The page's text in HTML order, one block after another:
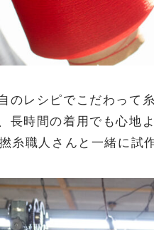
のレシピでこだわって
長時間の着用でも心地
糸職人さんと一緒に試